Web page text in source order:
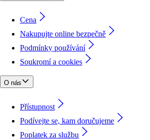
Cena
Nakupujte online bezpečně
Podmínky používání
Soukromí a cookies
O nás
Přístupnost
Podívejte se, kam doručujeme
Poplatek za službu